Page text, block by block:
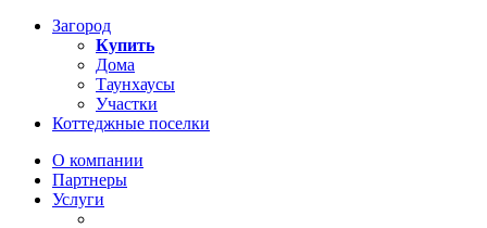
Загород
Купить
Дома
Таунхаусы
Участки
Коттеджные поселки
О компании
Партнеры
Услуги